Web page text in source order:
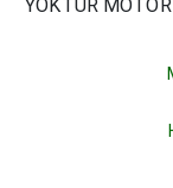
YOKTUR